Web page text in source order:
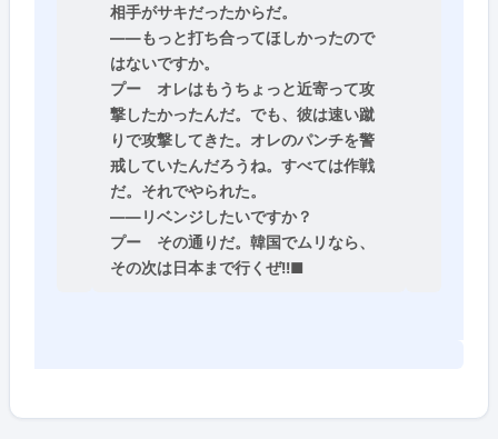
相手がサキだったからだ。
――もっと打ち合ってほしかったので
はないですか。
プー オレはもうちょっと近寄って攻
撃したかったんだ。でも、彼は速い蹴
りで攻撃してきた。オレのパンチを警
戒していたんだろうね。すべては作戦
だ。それでやられた。
――リベンジしたいですか？
プー その通りだ。韓国でムリなら、
その次は日本まで行くぜ!!■